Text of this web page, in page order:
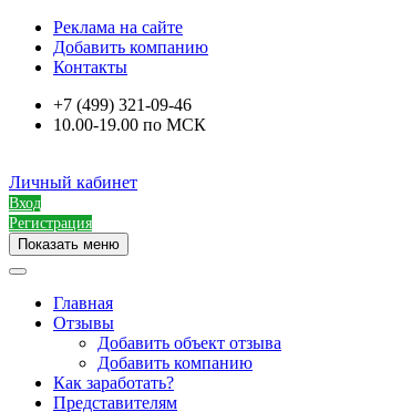
Реклама на сайте
Добавить компанию
Контакты
+7 (499) 321-09-46
10.00-19.00 по МСК
Личный кабинет
Вход
Регистрация
Показать меню
Главная
Отзывы
Добавить объект отзыва
Добавить компанию
Как заработать?
Представителям